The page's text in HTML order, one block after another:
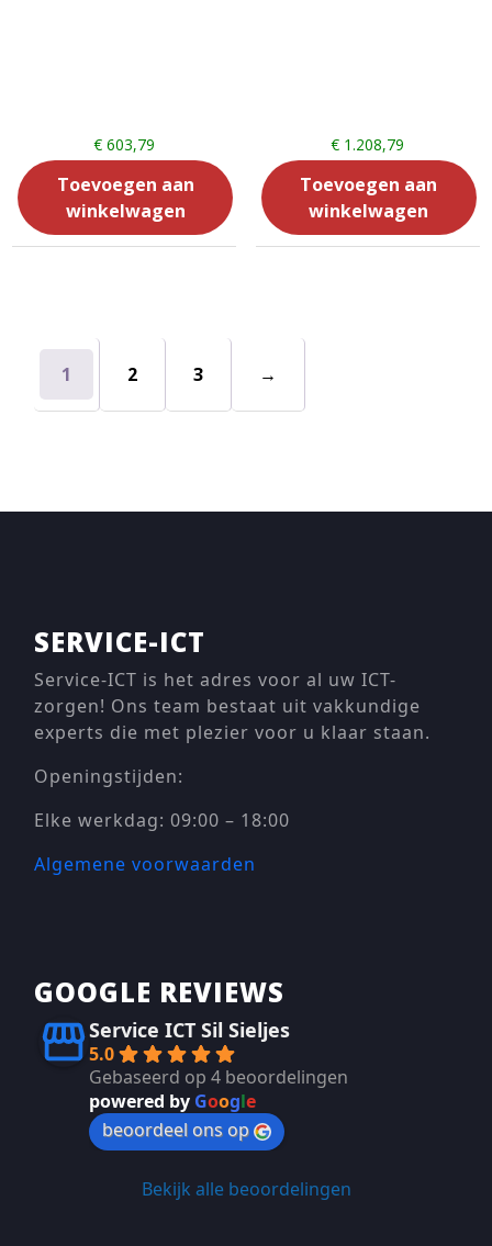
€ 603,79
Toevoegen aan
winkelwagen
€ 1.208,79
Toevoegen aan
winkelwagen
1 2 3 →
SERVICE-ICT
Service-ICT is het adres voor al uw ICT-
zorgen! Ons team bestaat uit vakkundige
experts die met plezier voor u klaar staan.
Openingstijden:
Elke werkdag: 09:00 – 18:00
Algemene voorwaarden
GOOGLE REVIEWS
Service ICT Sil Sieljes
5.0
Gebaseerd op 4 beoordelingen
powered by Google
beoordeel ons op
Bekijk alle beoordelingen